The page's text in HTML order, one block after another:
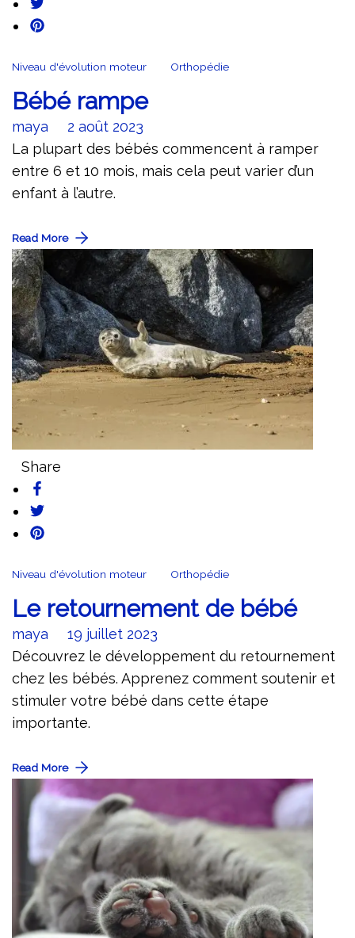
Niveau d'évolution moteur Orthopédie
Bébé rampe
maya
2 août 2023
La plupart des bébés commencent à ramper
entre 6 et 10 mois, mais cela peut varier d’un
enfant à l’autre.
Read More
Share
Niveau d'évolution moteur Orthopédie
Le retournement de bébé
maya
19 juillet 2023
Découvrez le développement du retournement
chez les bébés. Apprenez comment soutenir et
stimuler votre bébé dans cette étape
importante.
Read More